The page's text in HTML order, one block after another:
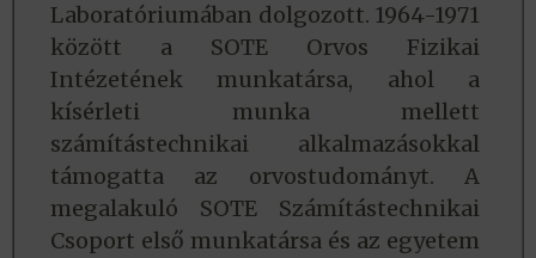
Laboratóriumában dolgozott. 1964-1971
között a SOTE Orvos Fizikai
Intézetének munkatársa, ahol a
kísérleti munka mellett
számítástechnikai alkalmazásokkal
támogatta az orvostudományt. A
megalakuló SOTE Számítástechnikai
Csoport első munkatársa és az egyetem